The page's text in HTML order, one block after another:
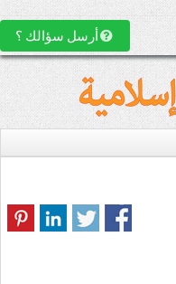
أرسل سؤالك ؟